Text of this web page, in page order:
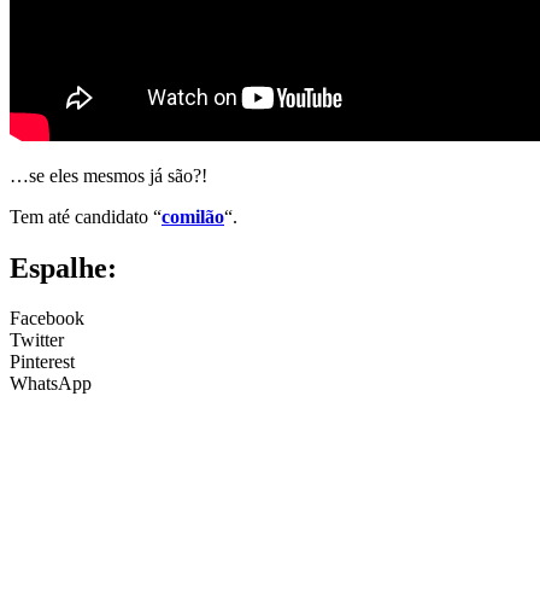
…se eles mesmos já são?!
Tem até candidato “comilão“.
Espalhe:
Facebook
Twitter
Pinterest
WhatsApp